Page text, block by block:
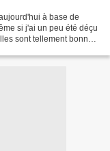
à base de
si j'ai un peu été déçu
sont tellement bonnes